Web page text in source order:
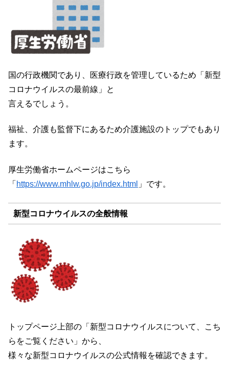
国の行政機関であり、医療行政を管理しているため「新型
コロナウイルスの最前線」と
言えるでしょう。
福祉、介護も監督下にあるため介護施設のトップでもあり
ます。
厚生労働省ホームページはこちら
「 https://www.mhlw.go.jp/index.html 」です。
新型コロナウイルスの全般情報
トップページ上部の「新型コロナウイルスについて、こち
らをご覧ください」から、
様々な新型コロナウイルスの公式情報を確認できます。